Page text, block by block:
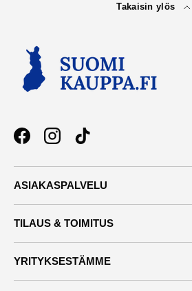
Takaisin ylös
FacebookInstagramTikTok
ASIAKASPALVELU
TILAUS & TOIMITUS
YRITYKSESTÄMME